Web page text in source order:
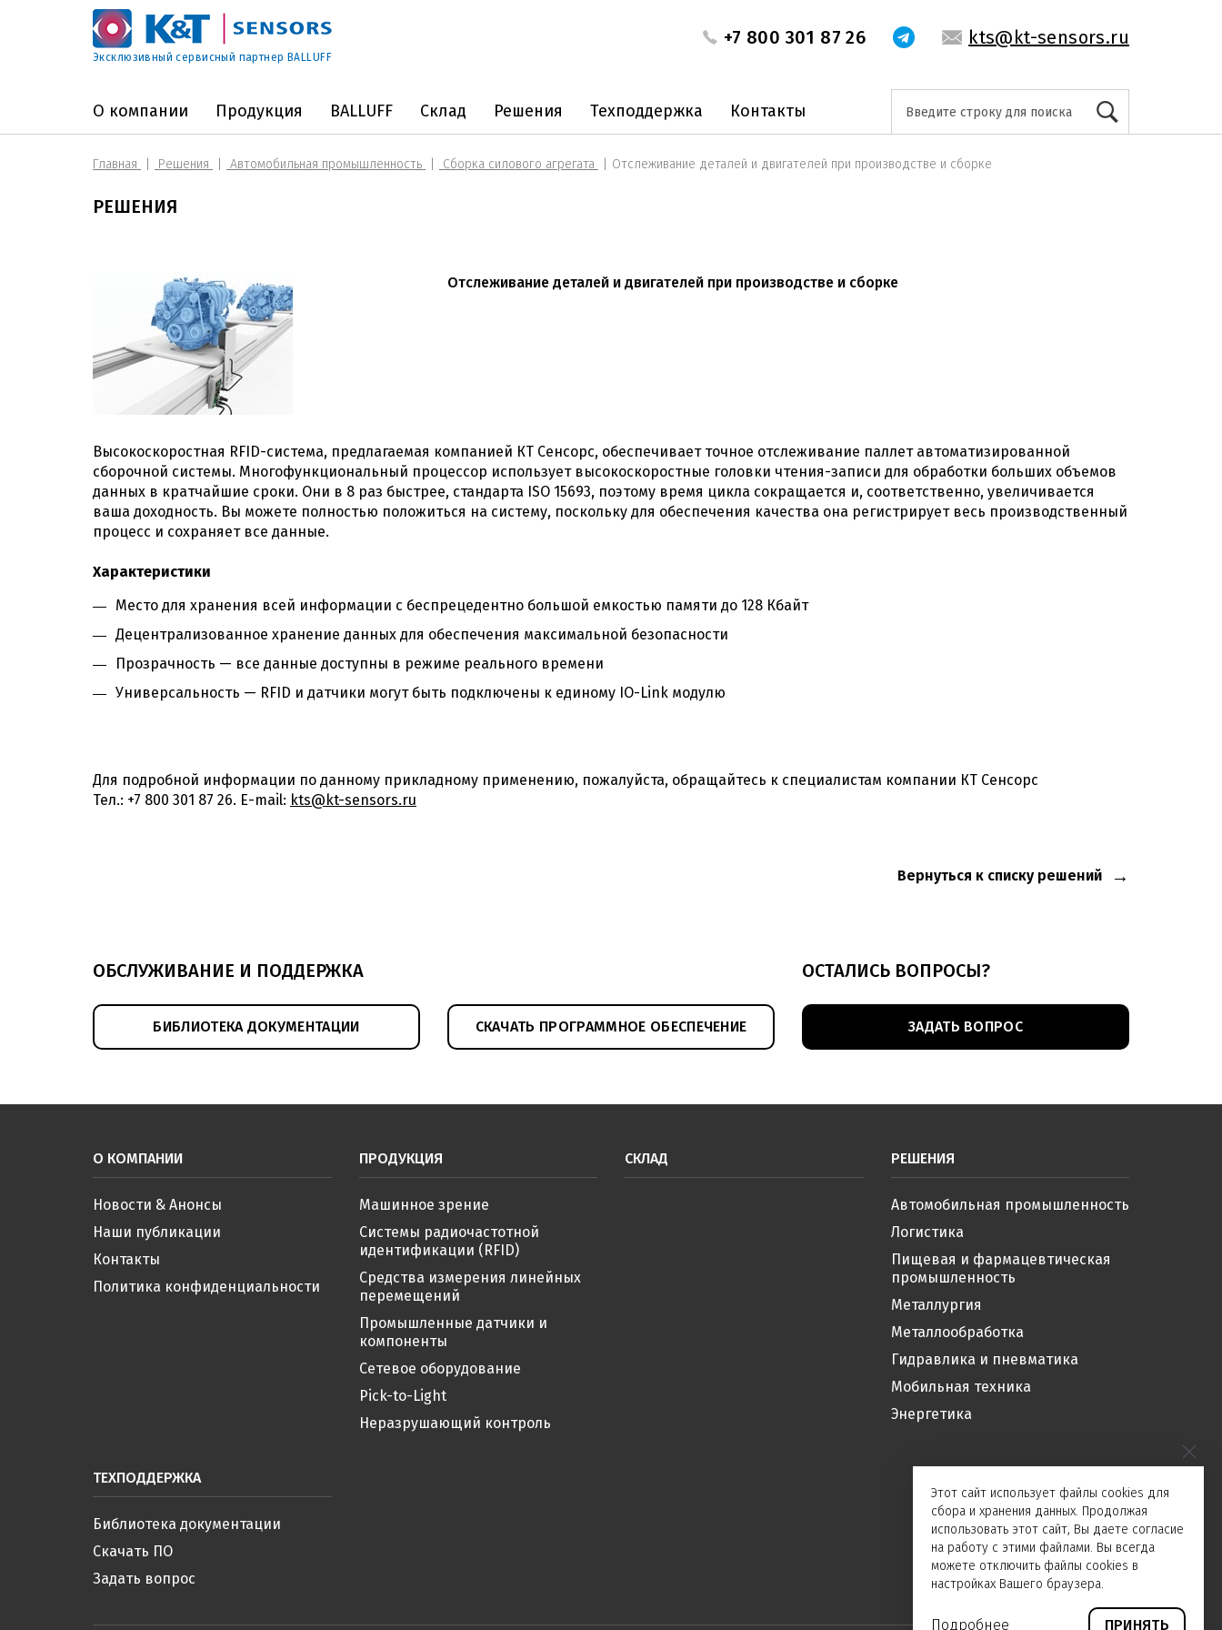
Эксклюзивный сервисный партнер BALLUFF
+7 800 301 87 26 kts@kt-sensors.ru
О компании Продукция BALLUFF Склад Решения Техподдержка Контакты
Главная Решения Автомобильная промышленность Сборка силового агрегата Отслеживание деталей и двигателей при производстве и сборке
РЕШЕНИЯ
Отслеживание деталей и двигателей при производстве и сборке
Высокоскоростная RFID-система, предлагаемая компанией КТ Сенсорс, обеспечивает точное отслеживание паллет автоматизированной
сборочной системы. Многофункциональный процессор использует высокоскоростные головки чтения-записи для обработки больших объемов
данных в кратчайшие сроки. Они в 8 раз быстрее, стандарта ISO 15693, поэтому время цикла сокращается и, соответственно, увеличивается
ваша доходность. Вы можете полностью положиться на систему, поскольку для обеспечения качества она регистрирует весь производственный
процесс и сохраняет все данные.
Характеристики
Место для хранения всей информации с беспрецедентно большой емкостью памяти до 128 Кбайт
Децентрализованное хранение данных для обеспечения максимальной безопасности
Прозрачность — все данные доступны в режиме реального времени
Универсальность — RFID и датчики могут быть подключены к единому IO-Link модулю
Для подробной информации по данному прикладному применению, пожалуйста, обращайтесь к специалистам компании КТ Сенсорс
Тел.: +7 800 301 87 26. E-mail: kts@kt-sensors.ru
Вернуться к списку решений
ОБСЛУЖИВАНИЕ И ПОДДЕРЖКА
БИБЛИОТЕКА ДОКУМЕНТАЦИИ СКАЧАТЬ ПРОГРАММНОЕ ОБЕСПЕЧЕНИЕ
ОСТАЛИСЬ ВОПРОСЫ?
ЗАДАТЬ ВОПРОС
О КОМПАНИИ
Новости & Анонсы
Наши публикации
Контакты
Политика конфиденциальности
ПРОДУКЦИЯ
Машинное зрение
Системы радиочастотной
идентификации (RFID)
Средства измерения линейных
перемещений
Промышленные датчики и
компоненты
Сетевое оборудование
Pick-to-Light
Неразрушающий контроль
СКЛАД РЕШЕНИЯ
Автомобильная промышленность
Логистика
Пищевая и фармацевтическая
промышленность
Металлургия
Металлообработка
Гидравлика и пневматика
Мобильная техника
Энергетика
ТЕХПОДДЕРЖКА
Библиотека документации
Скачать ПО
Задать вопрос
Этот сайт использует файлы cookies для
сбора и хранения данных. Продолжая
использовать этот сайт, Вы даете согласие
на работу с этими файлами. Вы всегда
можете отключить файлы cookies в
настройках Вашего браузера.
Подробнее ПРИНЯТЬ